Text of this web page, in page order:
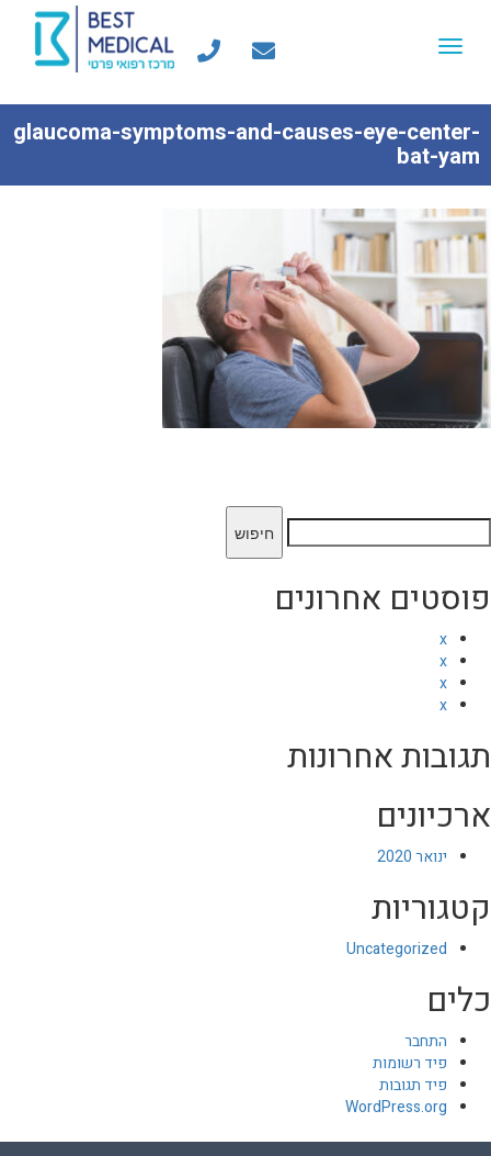
Toggle
glaucoma-symptoms-and-causes-eye-center-
bat-yam
חיפוש:
פוסטים אחרונים
x
x
x
x
תגובות אחרונות
ארכיונים
ינואר 2020
קטגוריות
Uncategorized
כלים
התחבר
פיד רשומות
פיד תגובות
WordPress.org